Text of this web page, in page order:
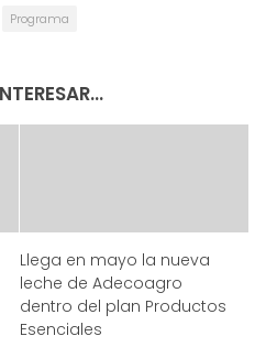
Programa
Llega en mayo la nueva
leche de Adecoagro
dentro del plan Productos
Esenciales